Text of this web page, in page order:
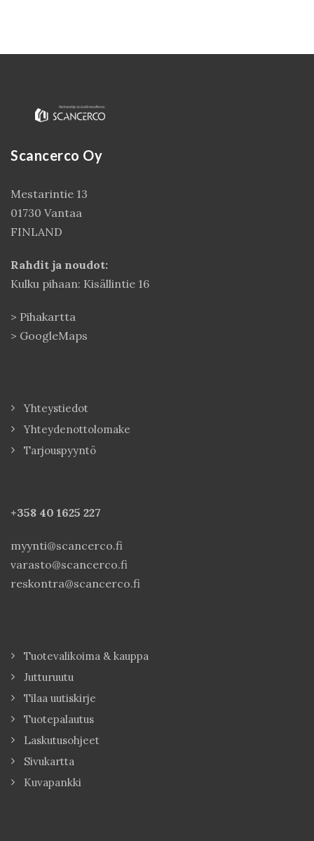
Scancerco Oy
Mestarintie 13
01730 Vantaa
FINLAND
Rahdit ja noudot:
Kulku pihaan: Kisällintie 16
> Pihakartta
> GoogleMaps
Yhteystiedot
Yhteydenottolomake
Tarjouspyyntö
+358 40 1625 227
myynti@scancerco.fi
varasto@scancerco.fi
reskontra@scancerco.fi
Tuotevalikoima & kauppa
Jutturuutu
Tilaa uutiskirje
Tuotepalautus
Laskutusohjeet
Sivukartta
Kuvapankki